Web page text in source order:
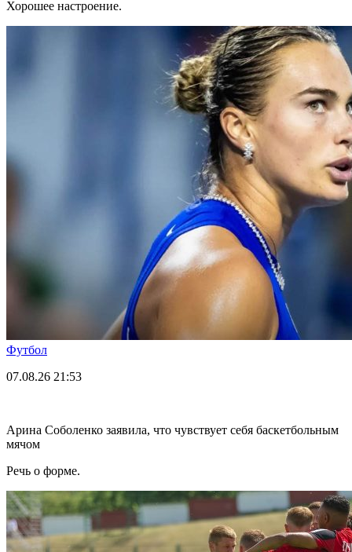
Хорошее настроение.
Футбол
07.08.26 21:53
Арина Соболенко заявила, что чувствует себя баскетбольным
мячом
Речь о форме.